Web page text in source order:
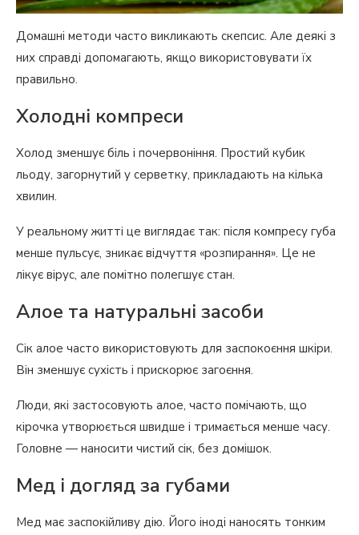
Домашні методи часто викликають скепсис. Але деякі з
них справді допомагають, якщо використовувати їх
правильно.
Холодні компреси
Холод зменшує біль і почервоніння. Простий кубик
льоду, загорнутий у серветку, прикладають на кілька
хвилин.
У реальному житті це виглядає так: після компресу губа
менше пульсує, зникає відчуття «розпирання». Це не
лікує вірус, але помітно полегшує стан.
Алое та натуральні засоби
Сік алое часто використовують для заспокоєння шкіри.
Він зменшує сухість і прискорює загоєння.
Люди, які застосовують алое, часто помічають, що
кірочка утворюється швидше і тримається менше часу.
Головне — наносити чистий сік, без домішок.
Мед і догляд за губами
Мед має заспокійливу дію. Його іноді наносять тонким